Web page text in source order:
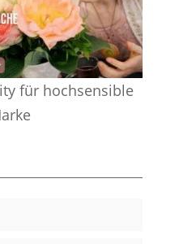
für hochsensible